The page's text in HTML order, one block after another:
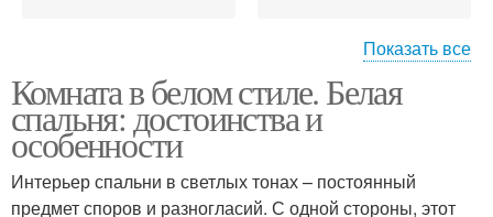
Однокомнатная
квартира
Показать все
Комната в белом стиле. Белая
спальня: достоинства и
особенности
Интерьер спальни в светлых тонах – постоянный
предмет споров и разногласий. С одной стороны, этот